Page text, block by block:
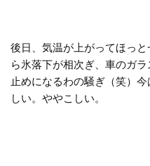
後日、気温が上がってほっ
ら氷落下が相次ぎ、車のガ
止めになるわの騒ぎ（笑）
しい。ややこしい。